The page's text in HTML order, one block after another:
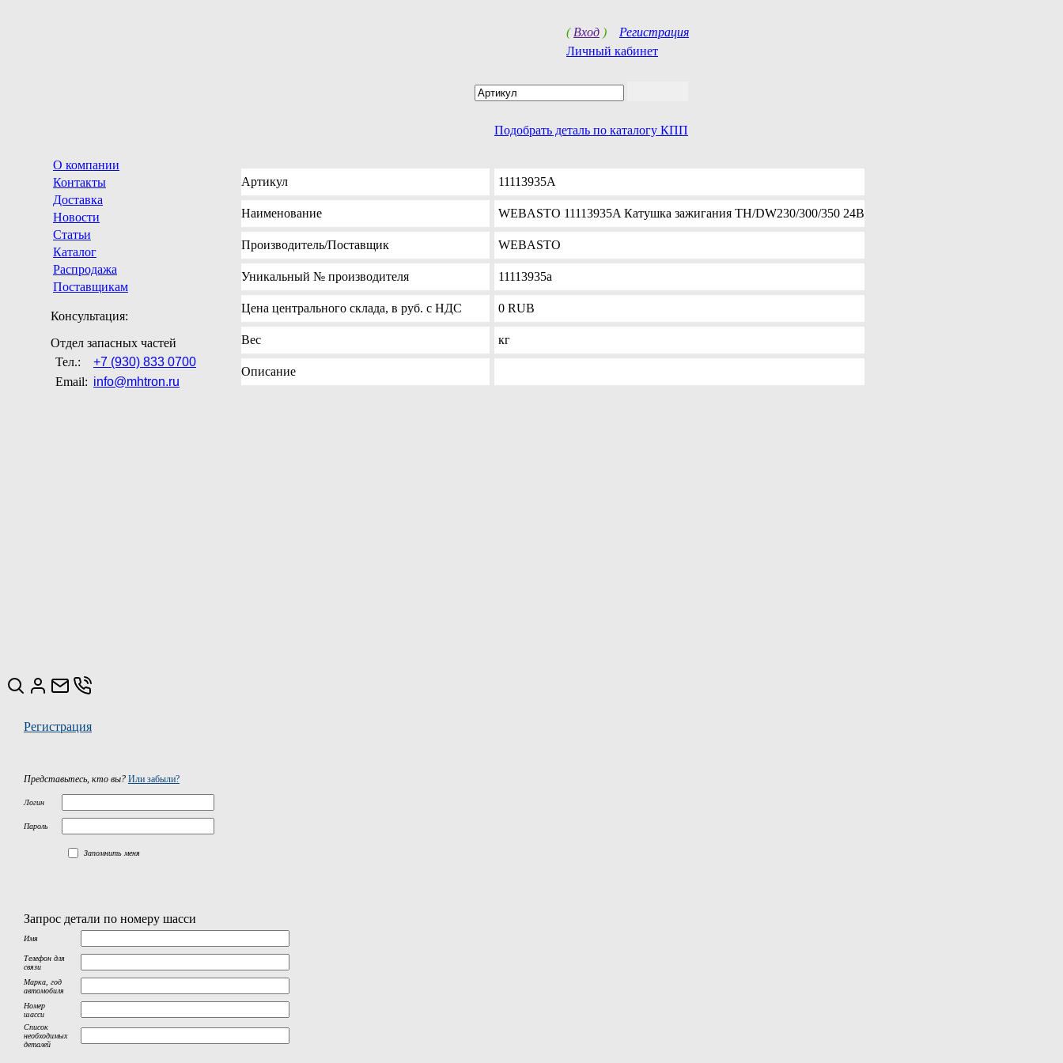
( Вход ) Регистрация
Личный кабинет
Подобрать деталь по каталогу КПП
О компании
Контакты
Доставка
Новости
Статьи
Каталог
Распродажа
Поставщикам
Консультация:
Отдел запасных частей
Тел.:
+7 (930) 833 0700
Email: info@mhtron.ru
Артикул 11113935A
Наименование WEBASTO 11113935A Катушка зажигания TH/DW230/300/350 24В
Производитель/Поставщик WEBASTO
Уникальный № производителя 11113935а
Цена центрального склада, в руб. с НДС 0 RUB
Вес кг
Описание
Регистрация
Представьтесь, кто вы? Или забыли?
Логин
Пароль
Запомнить меня
Запрос детали по номеру шасси
Имя
Телефон для
связи
Марка, год
автомобиля
Номер
шасси
Список
необходимых
деталей